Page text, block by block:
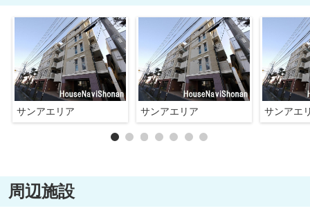
サンアエリア サンアエリア サンアエ
周辺施設